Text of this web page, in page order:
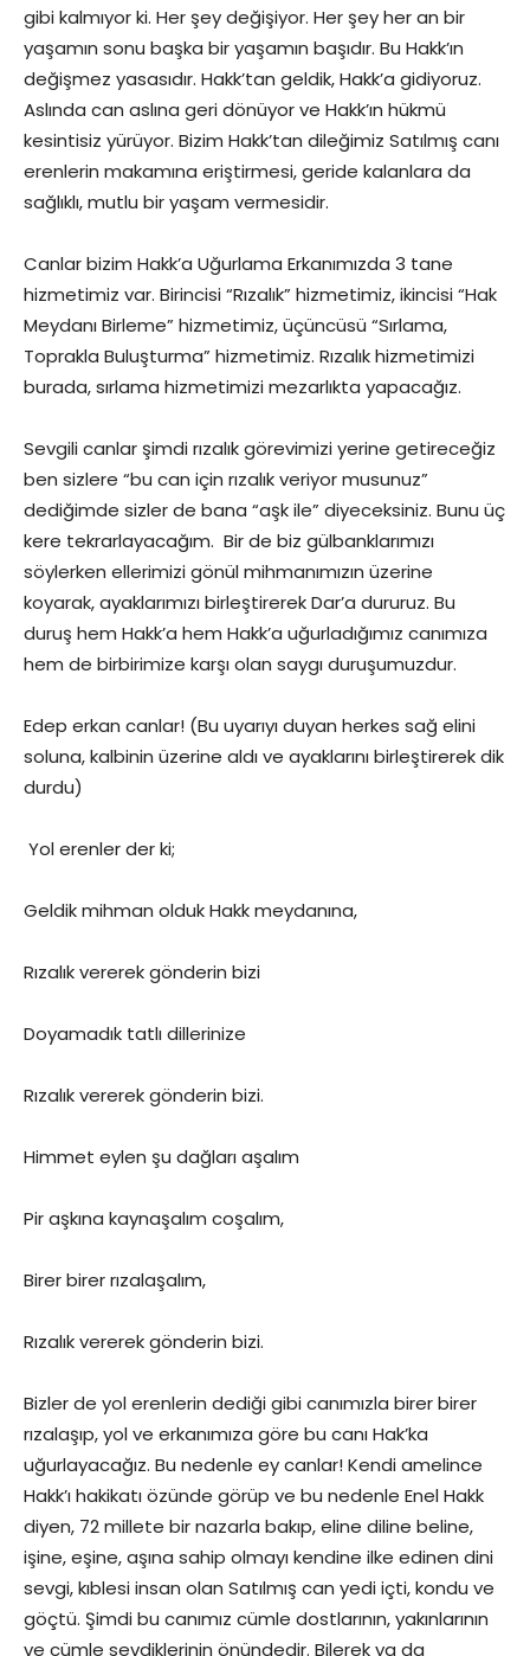
gibi kalmıyor ki. Her şey değişiyor. Her şey her an bir
yaşamın sonu başka bir yaşamın başıdır. Bu Hakk’ın
değişmez yasasıdır. Hakk’tan geldik, Hakk’a gidiyoruz.
Aslında can aslına geri dönüyor ve Hakk’ın hükmü
kesintisiz yürüyor. Bizim Hakk’tan dileğimiz Satılmış canı
erenlerin makamına eriştirmesi, geride kalanlara da
sağlıklı, mutlu bir yaşam vermesidir.
Canlar bizim Hakk’a Uğurlama Erkanımızda 3 tane
hizmetimiz var. Birincisi “Rızalık” hizmetimiz, ikincisi “Hak
Meydanı Birleme” hizmetimiz, üçüncüsü “Sırlama,
Toprakla Buluşturma” hizmetimiz. Rızalık hizmetimizi
burada, sırlama hizmetimizi mezarlıkta yapacağız.
Sevgili canlar şimdi rızalık görevimizi yerine getireceğiz
ben sizlere “bu can için rızalık veriyor musunuz”
dediğimde sizler de bana “aşk ile” diyeceksiniz. Bunu üç
kere tekrarlayacağım. Bir de biz gülbanklarımızı
söylerken ellerimizi gönül mihmanımızın üzerine
koyarak, ayaklarımızı birleştirerek Dar’a dururuz. Bu
duruş hem Hakk’a hem Hakk’a uğurladığımız canımıza
hem de birbirimize karşı olan saygı duruşumuzdur.
Edep erkan canlar! (Bu uyarıyı duyan herkes sağ elini
soluna, kalbinin üzerine aldı ve ayaklarını birleştirerek dik
durdu)
Yol erenler der ki;
Geldik mihman olduk Hakk meydanına,
Rızalık vererek gönderin bizi
Doyamadık tatlı dillerinize
Rızalık vererek gönderin bizi.
Himmet eylen şu dağları aşalım
Pir aşkına kaynaşalım coşalım,
Birer birer rızalaşalım,
Rızalık vererek gönderin bizi.
Bizler de yol erenlerin dediği gibi canımızla birer birer
rızalaşıp, yol ve erkanımıza göre bu canı Hak’ka
uğurlayacağız. Bu nedenle ey canlar! Kendi amelince
Hakk’ı hakikatı özünde görüp ve bu nedenle Enel Hakk
diyen, 72 millete bir nazarla bakıp, eline diline beline,
işine, eşine, aşına sahip olmayı kendine ilke edinen dini
sevgi, kıblesi insan olan Satılmış can yedi içti, kondu ve
göçtü. Şimdi bu canımız cümle dostlarının, yakınlarının
ve cümle sevdiklerinin önündedir. Bilerek ya da